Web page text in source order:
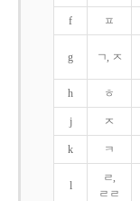
f ㅍ
g ㄱ, ㅈ
h ㅎ
j ㅈ
k ㅋ
l
ㄹ,
ㄹㄹ